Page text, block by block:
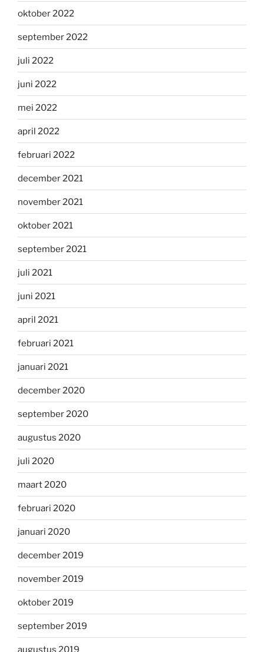
oktober 2022
september 2022
juli 2022
juni 2022
mei 2022
april 2022
februari 2022
december 2021
november 2021
oktober 2021
september 2021
juli 2021
juni 2021
april 2021
februari 2021
januari 2021
december 2020
september 2020
augustus 2020
juli 2020
maart 2020
februari 2020
januari 2020
december 2019
november 2019
oktober 2019
september 2019
augustus 2019